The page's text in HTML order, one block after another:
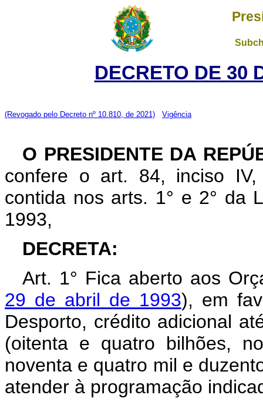
DECRETO DE 30
(Revogado pelo Decreto nº 10.810, de 2021) Vigência
O PRESIDENTE DA
confere o art. 84, inciso
contida nos arts. 1° e 2° da
1993,
DECRETA:
Art. 1° Fica aberto aos
29 de abril de 1993), em
Desporto, crédito adicional
(oitenta e quatro bilhões,
noventa e quatro mil e
atender à programação